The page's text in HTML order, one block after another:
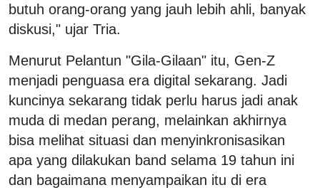
butuh orang-orang yang jauh lebih ahli, banyak
diskusi," ujar Tria.
Menurut Pelantun "Gila-Gilaan" itu, Gen-Z
menjadi penguasa era digital sekarang. Jadi
kuncinya sekarang tidak perlu harus jadi anak
muda di medan perang, melainkan akhirnya
bisa melihat situasi dan menyinkronisasikan
apa yang dilakukan band selama 19 tahun ini
dan bagaimana menyampaikan itu di era